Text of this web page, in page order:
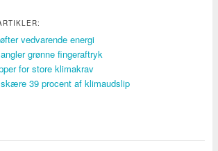
vedvarende energi
grønne fingeraftryk
for store klimakrav
39 procent af klimaudslip